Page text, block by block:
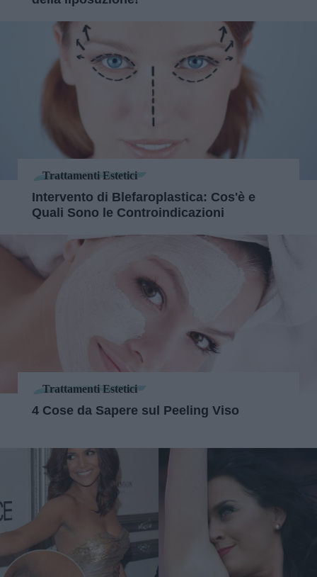
Trattamenti Estetici
Intervento di Blefaroplastica: Cos'è e
Quali Sono le Controindicazioni
Trattamenti Estetici
4 Cose da Sapere sul Peeling Viso